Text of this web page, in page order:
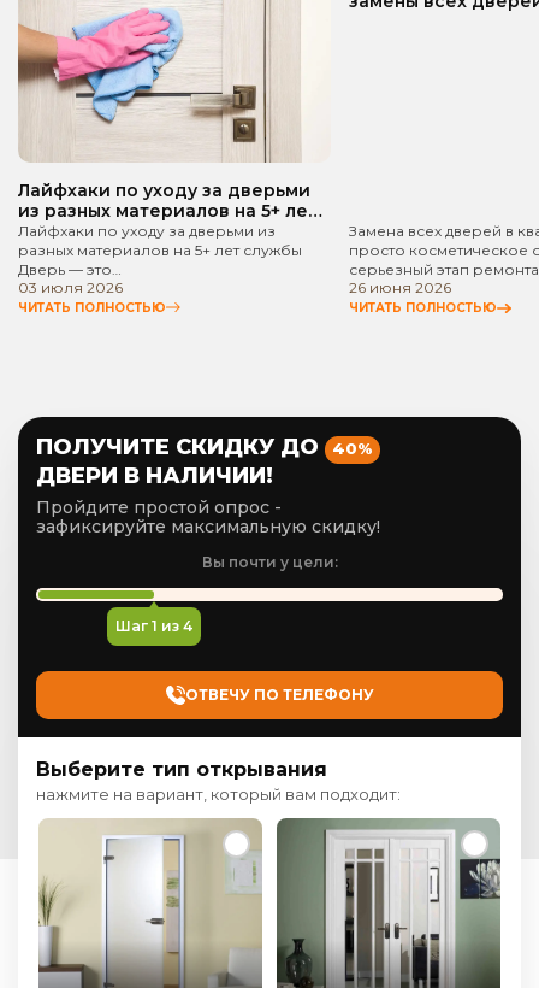
Лайфхаки по уходу за дверьми
из разных материалов на 5+ лет
службы
Лайфхаки по уходу за дверьми из
разных материалов на 5+ лет службы
Дверь — это…
03 июля 2026
ЧИТАТЬ ПОЛНОСТЬЮ
Замена всех дверей в
просто косметическое
серьезный этап
26 июня 2026
ЧИТАТЬ ПОЛНОСТЬЮ
ПОЛУЧИТЕ СКИДКУ ДО 40%
ДВЕРИ В НАЛИЧИИ!
Пройдите простой опрос -
зафиксируйте максимальную скидку!
Вы почти у цели:
Шаг 1 из 4
ОТВЕЧУ ПО ТЕЛЕФОНУ
Выберите тип открывания
нажмите на вариант, который вам подходит: